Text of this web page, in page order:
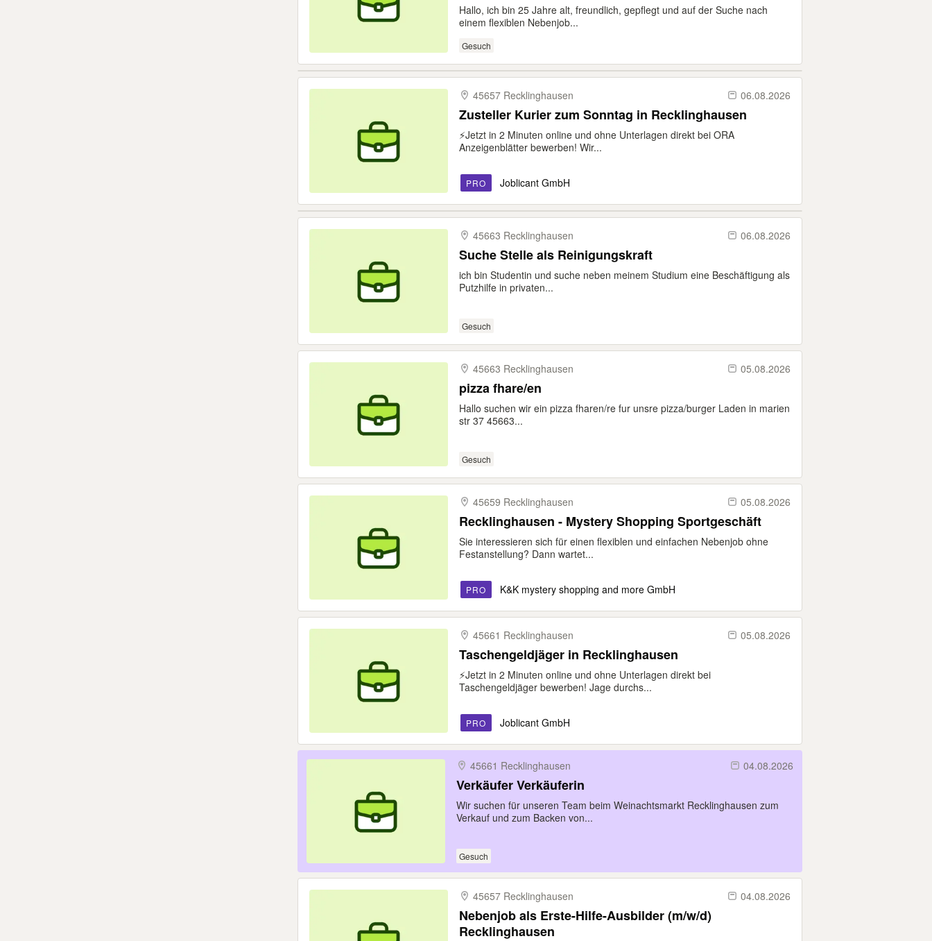
Hallo, ich bin 25 Jahre alt, freundlich, gepflegt und auf der Suche nach
einem flexiblen Nebenjob...
Gesuch
45657 Recklinghausen 06.08.2026
Zusteller Kurier zum Sonntag in Recklinghausen
⚡️Jetzt in 2 Minuten online und ohne Unterlagen direkt bei ORA
Anzeigenblätter bewerben! Wir...
PRO Joblicant GmbH
45663 Recklinghausen 06.08.2026
Suche Stelle als Reinigungskraft
ich bin Studentin und suche neben meinem Studium eine Beschäftigung als
Putzhilfe in privaten...
Gesuch
45663 Recklinghausen 05.08.2026
pizza fhare/en
Hallo suchen wir ein pizza fharen/re fur unsre pizza/burger Laden in marien
str 37 45663...
Gesuch
45659 Recklinghausen 05.08.2026
Recklinghausen - Mystery Shopping Sportgeschäft
Sie interessieren sich für einen flexiblen und einfachen Nebenjob ohne
Festanstellung? Dann wartet...
PRO K&K mystery shopping and more GmbH
45661 Recklinghausen 05.08.2026
Taschengeldjäger in Recklinghausen
⚡️Jetzt in 2 Minuten online und ohne Unterlagen direkt bei
Taschengeldjäger bewerben! Jage durchs...
PRO Joblicant GmbH
45661 Recklinghausen 04.08.2026
Verkäufer Verkäuferin
Wir suchen für unseren Team beim Weinachtsmarkt Recklinghausen zum
Verkauf und zum Backen von...
Gesuch
45657 Recklinghausen 04.08.2026
Nebenjob als Erste-Hilfe-Ausbilder (m/w/d)
Recklinghausen